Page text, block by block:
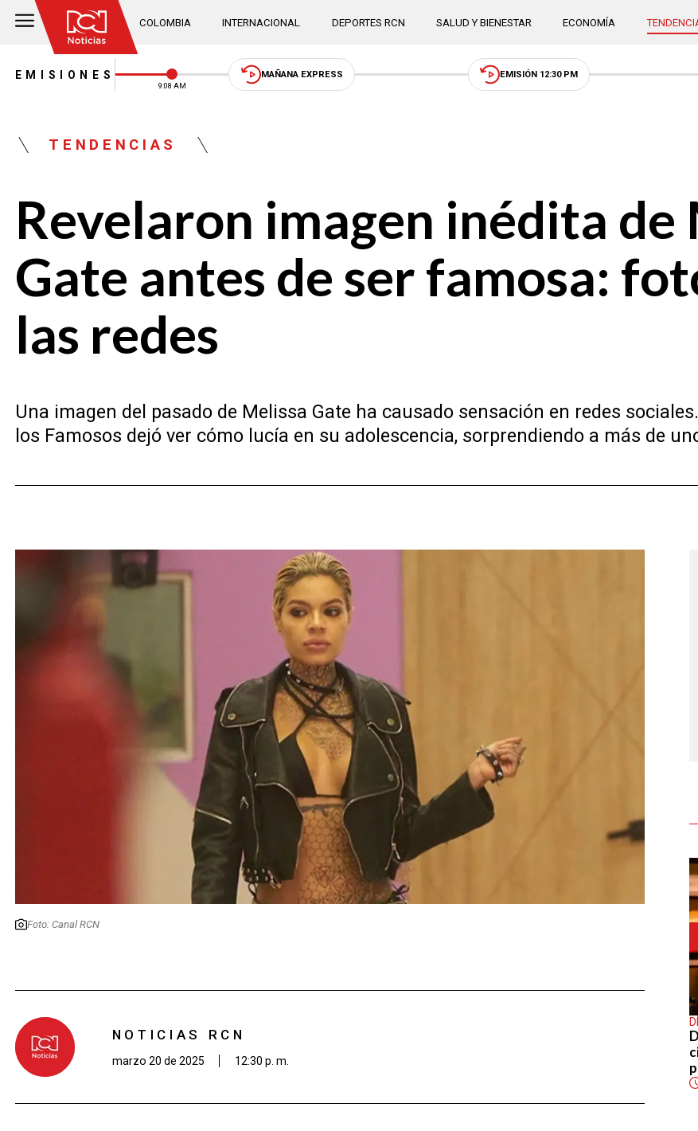
COLOMBIA INTERNACIONAL DEPORTES RCN SALUD Y BIENESTAR ECONOMÍA
EMISIONES
9:08 AM
MAÑANA EXPRESS EMISIÓN 12:30 PM
TENDENCIAS
Revelaron imagen inédita de
Gate antes de ser famosa:
las redes
Una imagen del pasado de Melissa Gate ha causado sensación en redes
los Famosos dejó ver cómo lucía en su adolescencia, sorprendiendo a más de
Foto: Canal RCN
NOTICIAS RCN
marzo 20 de 2025 12:30 p. m.